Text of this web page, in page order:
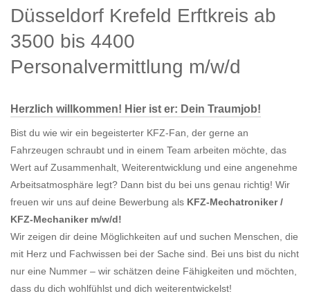
Düsseldorf Krefeld Erftkreis ab
3500 bis 4400
Personalvermittlung m/w/d
Herzlich willkommen! Hier ist er: Dein Traumjob!
Bist du wie wir ein begeisterter KFZ-Fan, der gerne an
Fahrzeugen schraubt und in einem Team arbeiten möchte, das
Wert auf Zusammenhalt, Weiterentwicklung und eine angenehme
Arbeitsatmosphäre legt? Dann bist du bei uns genau richtig! Wir
freuen wir uns auf deine Bewerbung als KFZ-Mechatroniker /
KFZ-Mechaniker m/w/d!
Wir zeigen dir deine Möglichkeiten auf und suchen Menschen, die
mit Herz und Fachwissen bei der Sache sind. Bei uns bist du nicht
nur eine Nummer – wir schätzen deine Fähigkeiten und möchten,
dass du dich wohlfühlst und dich weiterentwickelst!